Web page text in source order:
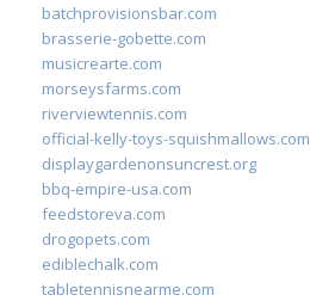
batchprovisionsbar.com
brasserie-gobette.com
musicrearte.com
morseysfarms.com
riverviewtennis.com
official-kelly-toys-squishmallows.com
displaygardenonsuncrest.org
bbq-empire-usa.com
feedstoreva.com
drogopets.com
ediblechalk.com
tabletennisnearme.com